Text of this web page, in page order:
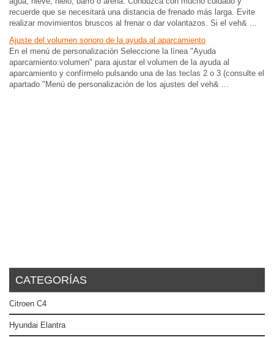
recuerde que se necesitará una distancia de frenado más larga. Evite
realizar movimientos bruscos al frenar o dar volantazos. Si el veh& ...
Ajuste del volumen sonoro de la ayuda al aparcamiento
En el menú de personalización Seleccione la línea "Ayuda
aparcamiento:volumen" para ajustar el volumen de la ayuda al
aparcamiento y confírmelo pulsando una de las teclas 2 o 3 (consulte el
apartado "Menú de personalización de los ajustes del veh& ...
CATEGORÍAS
Citroen C4
Hyundai Elantra